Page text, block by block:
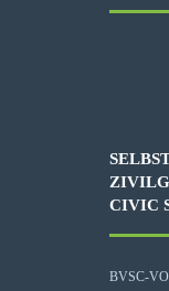
CIVIC
BVSC-